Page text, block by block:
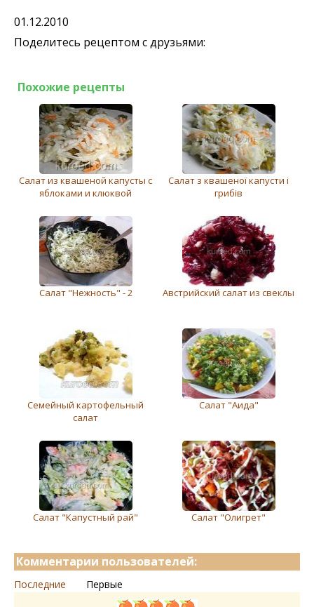
01.12.2010
Поделитесь рецептом с друзьями:
Похожие рецепты
Салат из квашеной капусты с
яблоками и клюквой
Салат з квашеної капусти і
грибів
Салат "Нежность" - 2 Австрийский салат из свеклы
Семейный картофельный
салат
Салат "Аида"
Салат "Капустный рай" Салат "Олигрет"
Комментарии пользователей:
Последние Первые